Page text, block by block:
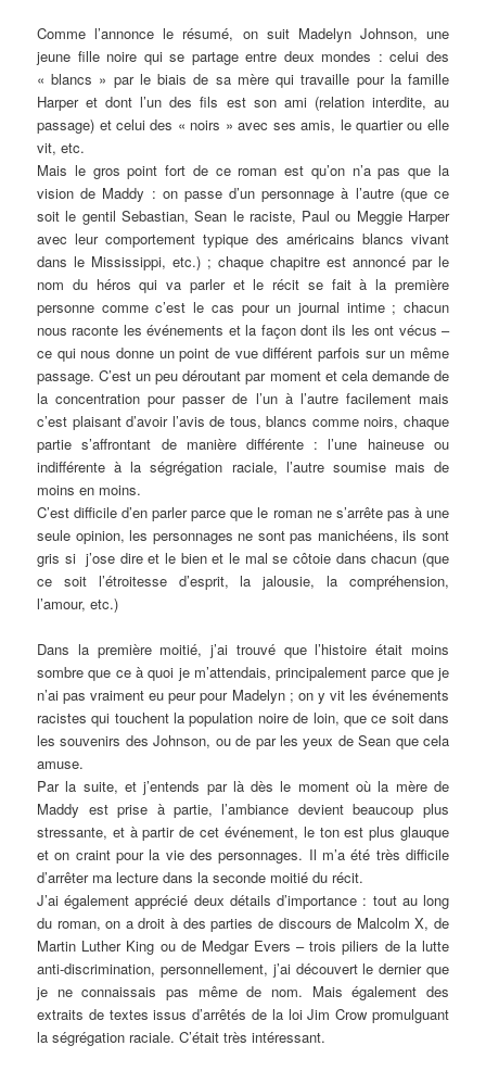
Comme l’annonce le résumé, on suit Madelyn Johnson, une
jeune fille noire qui se partage entre deux mondes : celui des
« blancs » par le biais de sa mère qui travaille pour la famille
Harper et dont l’un des fils est son ami (relation interdite, au
passage) et celui des « noirs » avec ses amis, le quartier ou elle
vit, etc.
Mais le gros point fort de ce roman est qu’on n’a pas que la
vision de Maddy : on passe d’un personnage à l’autre (que ce
soit le gentil Sebastian, Sean le raciste, Paul ou Meggie Harper
avec leur comportement typique des américains blancs vivant
dans le Mississippi, etc.) ; chaque chapitre est annoncé par le
nom du héros qui va parler et le récit se fait à la première
personne comme c’est le cas pour un journal intime ; chacun
nous raconte les événements et la façon dont ils les ont vécus –
ce qui nous donne un point de vue différent parfois sur un même
passage. C’est un peu déroutant par moment et cela demande de
la concentration pour passer de l’un à l’autre facilement mais
c’est plaisant d’avoir l’avis de tous, blancs comme noirs, chaque
partie s’affrontant de manière différente : l’une haineuse ou
indifférente à la ségrégation raciale, l’autre soumise mais de
moins en moins.
C’est difficile d’en parler parce que le roman ne s’arrête pas à une
seule opinion, les personnages ne sont pas manichéens, ils sont
gris si j’ose dire et le bien et le mal se côtoie dans chacun (que
ce soit l’étroitesse d’esprit, la jalousie, la compréhension,
l’amour, etc.)
Dans la première moitié, j’ai trouvé que l’histoire était moins
sombre que ce à quoi je m’attendais, principalement parce que je
n’ai pas vraiment eu peur pour Madelyn ; on y vit les événements
racistes qui touchent la population noire de loin, que ce soit dans
les souvenirs des Johnson, ou de par les yeux de Sean que cela
amuse.
Par la suite, et j’entends par là dès le moment où la mère de
Maddy est prise à partie, l’ambiance devient beaucoup plus
stressante, et à partir de cet événement, le ton est plus glauque
et on craint pour la vie des personnages. Il m’a été très difficile
d’arrêter ma lecture dans la seconde moitié du récit.
J’ai également apprécié deux détails d’importance : tout au long
du roman, on a droit à des parties de discours de Malcolm X, de
Martin Luther King ou de Medgar Evers – trois piliers de la lutte
anti-discrimination, personnellement, j’ai découvert le dernier que
je ne connaissais pas même de nom. Mais également des
extraits de textes issus d’arrêtés de la loi Jim Crow promulguant
la ségrégation raciale. C’était très intéressant.